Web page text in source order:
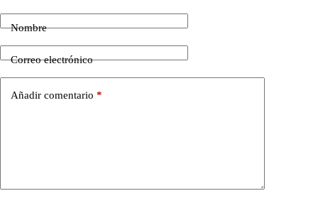
Nombre
Correo electrónico
Añadir comentario *